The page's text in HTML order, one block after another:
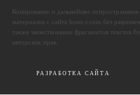
Копирование и дальнейшее
материалов с сайта hono-r.com без
также заимствование фрагментов текстов
авторских прав.
РАЗРАБОТКА САЙТА